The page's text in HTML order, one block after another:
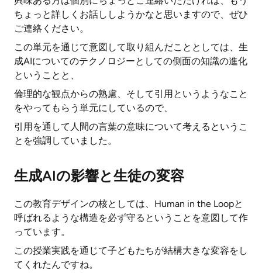
ちょっと詳しくお話ししようかなと思いますので、ぜひ
ご連絡ください。
この単元を通じて意図して取り組んだこととしては、生
成AIについてのテクノロジーとしての側面の知識の進化
ということと、
倫理的な観点からの熟慮、そして引用というようなこと
をやってもらう単元にしているので、
引用を通して人間の言葉の意味について考えるというこ
とを強調していました。
生成AIの影響と生徒の変容
この教育デザインの核としては、Human in the Loopと
呼ばれるような構造を必ず守るということを意図して作
っています。
この授業実践を通じて子どもたちが結構大きな変容をし
てくれたんですね。